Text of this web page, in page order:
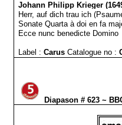
Johann Philipp Krieger
Herr, auf dich trau ich
Sonate Quarta à doi en fa
Ecce nunc benedicte Domino
Label : CarusCatalogue no :
Diapason # 623 ~